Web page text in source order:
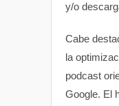
y/o
Cabe
la
podcast
Google. El